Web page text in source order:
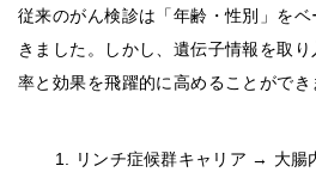
従来のがん検診は「年齢・性別」を
きました。しかし、遺伝子情報を取
率と効果を飛躍的に高めることができ
リンチ症候群キャリア → 大腸